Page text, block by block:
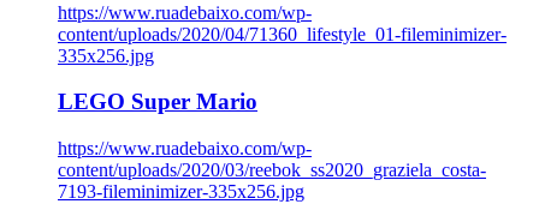
https://www.ruadebaixo.com/wp-
content/uploads/2020/04/71360_lifestyle_01-fileminimizer-
335x256.jpg
LEGO Super Mario
https://www.ruadebaixo.com/wp-
content/uploads/2020/03/reebok_ss2020_graziela_costa-
7193-fileminimizer-335x256.jpg